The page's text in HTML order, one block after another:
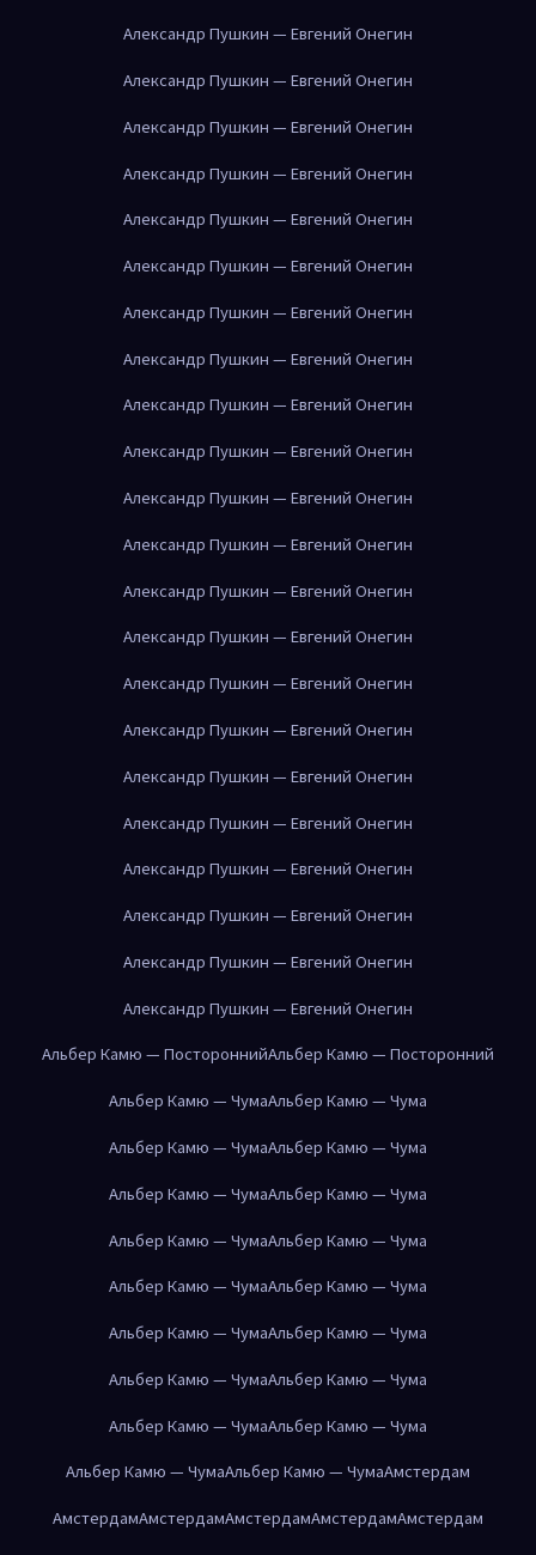
Александр Пушкин — Евгений Онегин
Александр Пушкин — Евгений Онегин
Александр Пушкин — Евгений Онегин
Александр Пушкин — Евгений Онегин
Александр Пушкин — Евгений Онегин
Александр Пушкин — Евгений Онегин
Александр Пушкин — Евгений Онегин
Александр Пушкин — Евгений Онегин
Александр Пушкин — Евгений Онегин
Александр Пушкин — Евгений Онегин
Александр Пушкин — Евгений Онегин
Александр Пушкин — Евгений Онегин
Александр Пушкин — Евгений Онегин
Александр Пушкин — Евгений Онегин
Александр Пушкин — Евгений Онегин
Александр Пушкин — Евгений Онегин
Александр Пушкин — Евгений Онегин
Александр Пушкин — Евгений Онегин
Александр Пушкин — Евгений Онегин
Александр Пушкин — Евгений Онегин
Александр Пушкин — Евгений Онегин
Александр Пушкин — Евгений Онегин
Альбер Камю — ПостороннийАльбер Камю — Посторонний
Альбер Камю — ЧумаАльбер Камю — Чума
Альбер Камю — ЧумаАльбер Камю — Чума
Альбер Камю — ЧумаАльбер Камю — Чума
Альбер Камю — ЧумаАльбер Камю — Чума
Альбер Камю — ЧумаАльбер Камю — Чума
Альбер Камю — ЧумаАльбер Камю — Чума
Альбер Камю — ЧумаАльбер Камю — Чума
Альбер Камю — ЧумаАльбер Камю — Чума
Альбер Камю — ЧумаАльбер Камю — ЧумаАмстердам
АмстердамАмстердамАмстердамАмстердамАмстердам